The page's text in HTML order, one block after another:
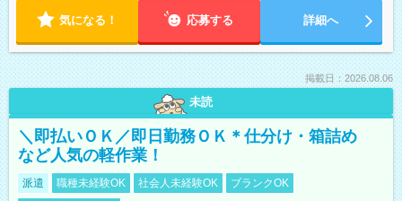
気になる！ 応募する 詳細へ
掲載日：2026.08.06
未読
＼即払いＯＫ／即日勤務ＯＫ＊仕分け・箱詰め
など人気の軽作業！
派遣 職種未経験OK 社会人未経験OK
ブランクOK